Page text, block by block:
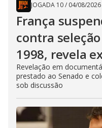
JOGADA 10/ 04/08/2026
França
contra
1998, revela
Revelação em
prestado ao Senado e
sob discussão